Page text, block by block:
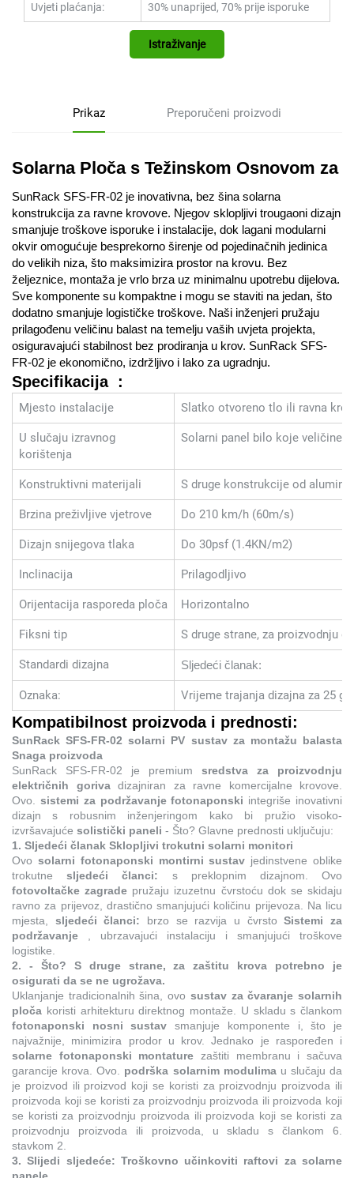
Uvjeti plaćanja: 30% unaprijed, 70% prije isporuke
Istraživanje
Prikaz Preporučeni proizvodi
Solarna Ploča s Težinskom Osnovom za
SunRack SFS-FR-02 je inovativna, bez šina solarna
konstrukcija za ravne krovove. Njegov sklopljivi trougaoni dizajn
smanjuje troškove isporuke i instalacije, dok lagani modularni
okvir omogućuje besprekorno širenje od pojedinačnih jedinica
do velikih niza, što maksimizira prostor na krovu. Bez
željeznice, montaža je vrlo brza uz minimalnu upotrebu dijelova.
Sve komponente su kompaktne i mogu se staviti na jedan, što
dodatno smanjuje logističke troškove. Naši inženjeri pružaju
prilagođenu veličinu balast na temelju vaših uvjeta projekta,
osiguravajući stabilnost bez prodiranja u krov. SunRack SFS-
FR-02 je ekonomično, izdržljivo i lako za ugradnju.
Specifikacija :
Mjesto instalacije Slatko otvoreno tlo ili ravna krov
U slučaju izravnog
korištenja
Solarni panel bilo koje veličine
Konstruktivni materijali S druge konstrukcije od
Brzina preživljive vjetrove Do 210 km/h (60m/s)
Dizajn snijegova tlaka Do 30psf (1.4KN/m2)
Inclinacija Prilagodljivo
Orijentacija rasporeda ploča Horizontalno
Fiksni tip S druge strane, za proizvodnju
Standardi dizajna Sljedeći članak:
Oznaka: Vrijeme trajanja dizajna za 25
Kompatibilnost proizvoda i prednosti:
SunRack SFS-FR-02 solarni PV sustav za montažu balasta
Snaga proizvoda
SunRack SFS-FR-02 je premium sredstva za proizvodnju
električnih goriva dizajniran za ravne komercijalne krovove.
Ovo. sistemi za podržavanje fotonaponski integriše inovativni
dizajn s robusnim inženjeringom kako bi pružio visoko-
izvršavajuće solistički paneli - Što? Glavne prednosti uključuju:
1. Sljedeći članak Sklopljivi trokutni solarni monitori
Ovo solarni fotonaponski montirni sustav jedinstvene oblike
trokutnesljedeći članci: s preklopnim dizajnom. Ovo
fotovoltačke zagrade pružaju izuzetnu čvrstoću dok se skidaju
ravno za prijevoz, drastično smanjujući količinu prijevoza. Na licu
mjesta, sljedeći članci: brzo se razvija u čvrstoSistemi za
podržavanje , ubrzavajući instalaciju i smanjujući troškove
logistike.
2. - Što? S druge strane, za zaštitu krova potrebno je
osigurati da se ne ugrožava.
Uklanjanje tradicionalnih šina, ovo sustav za čvaranje solarnih
ploča koristi arhitekturu direktnog montaže. U skladu s člankom
fotonaponski nosni sustavsmanjuje komponente i, što je
najvažnije, minimizira prodor u krov. Jednako je raspoređen i
solarne fotonaponski montature zaštiti membranu i sačuva
garancije krova. Ovo. podrška solarnim modulima u slučaju da
je proizvod ili proizvod koji se koristi za proizvodnju proizvoda ili
proizvoda koji se koristi za proizvodnju proizvoda ili proizvoda koji
se koristi za proizvodnju proizvoda ili proizvoda koji se koristi za
proizvodnju proizvoda ili proizvoda, u skladu s člankom 6.
stavkom 2.
3. Slijedi sljedeće: Troškovno učinkoviti raftovi za solarne